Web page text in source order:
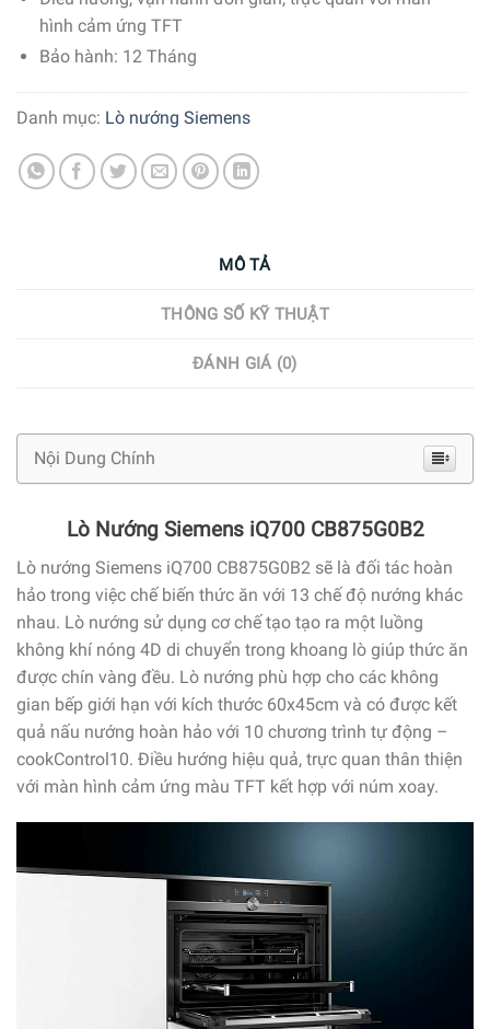
hình cảm ứng TFT
Bảo hành: 12 Tháng
Danh mục: Lò nướng Siemens
MÔ TẢ
THÔNG SỐ KỸ THUẬT
ĐÁNH GIÁ (0)
Nội Dung Chính
Lò Nướng Siemens iQ700 CB875G0B2
Lò nướng Siemens iQ700 CB875G0B2 sẽ là đối tác hoàn
hảo trong việc chế biến thức ăn với 13 chế độ nướng khác
nhau. Lò nướng sử dụng cơ chế tạo tạo ra một luồng
không khí nóng 4D di chuyển trong khoang lò giúp thức ăn
được chín vàng đều. Lò nướng phù hợp cho các không
gian bếp giới hạn với kích thước 60x45cm và có được kết
quả nấu nướng hoàn hảo với 10 chương trình tự động –
cookControl10. Điều hướng hiệu quả, trực quan thân thiện
với màn hình cảm ứng màu TFT kết hợp với núm xoay.